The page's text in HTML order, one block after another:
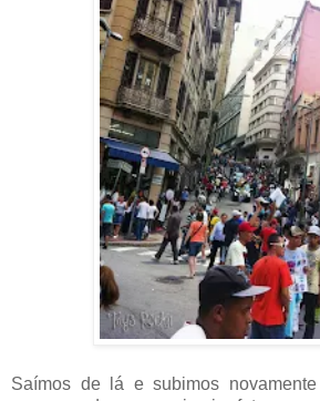
Saímos de lá e subimos